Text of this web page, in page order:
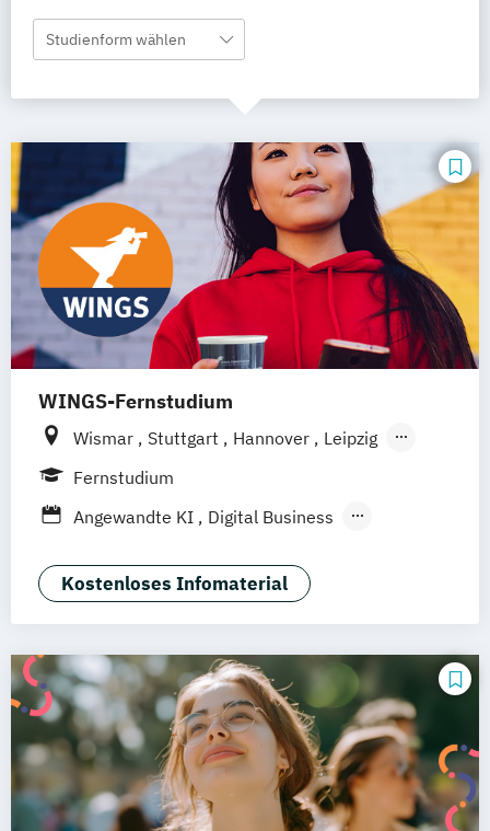
Studienform wählen
WINGS-Fernstudium
Wismar Stuttgart Hannover
Leipzig
Frankfurt am Main
Nürnberg
Fernstudium
Angewandte KI
Digital Business
IT-Forensik IT-Management & Consulting
IT-Sicherheit und Forensik
Kostenloses Infomaterial